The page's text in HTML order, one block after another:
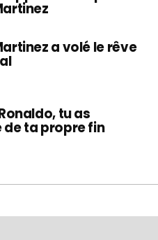
a volé le rêve
tu as
de ta propre fin